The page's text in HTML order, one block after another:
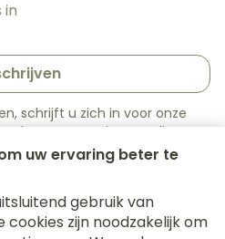
uw ervaring beter te
gebruik van
cookies zijn noodzakelijk om
schrijft u zich in voor onze
met onzeprivacy policy.